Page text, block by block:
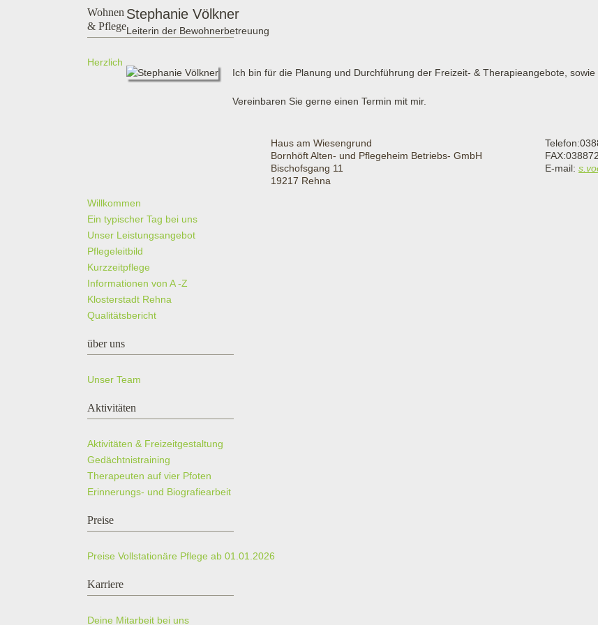
Stephanie Völkner
Leiterin der Bewohnerbetreuung
Ich bin für die Planung und Durchführung der Freizeit- & Therapieangebote,
Vereinbaren Sie gerne einen Termin mit mir.
Haus am Wiesengrund
Bornhöft Alten- und Pflegeheim Betriebs- GmbH
Bischofsgang 11
19217 Rehna
E-mail:
Wohnen
& Pflege
Herzlich
Willkommen
Ein typischer Tag bei uns
Unser Leistungsangebot
Pflegeleitbild
Kurzzeitpflege
Informationen von A -Z
Klosterstadt Rehna
Qualitätsbericht
über uns
Unser Team
Aktivitäten
Aktivitäten & Freizeitgestaltung
Gedächtnistraining
Therapeuten auf vier Pfoten
Erinnerungs- und Biografiearbeit
Preise
Preise Vollstationäre Pflege ab 01.01.2026
Karriere
Deine Mitarbeit bei uns